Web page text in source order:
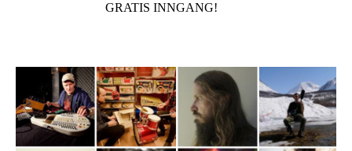
GRATIS INNGANG!